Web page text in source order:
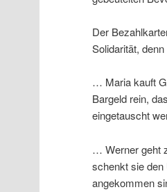
Der
Solidarität,
… Maria kauft
Bargeld rein,
eingetauscht
… Werner geht
schenkt sie den
angekommen